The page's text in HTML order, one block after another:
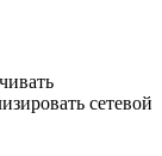
сетевой